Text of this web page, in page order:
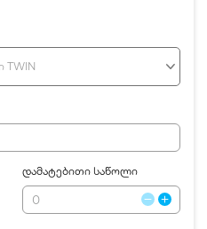
TWIN
დამატებითი საწოლი